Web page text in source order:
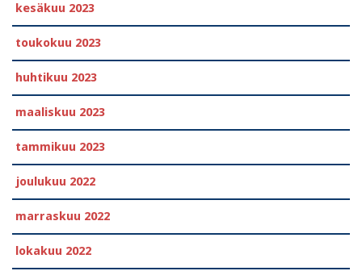
kesäkuu 2023
toukokuu 2023
huhtikuu 2023
maaliskuu 2023
tammikuu 2023
joulukuu 2022
marraskuu 2022
lokakuu 2022